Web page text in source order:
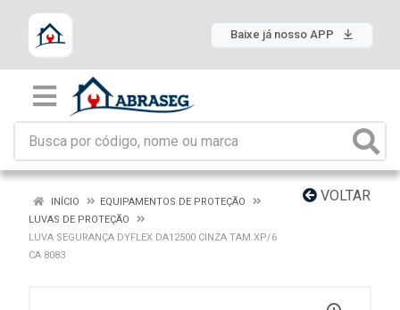
Baixe já nosso APP
VOLTAR
INÍCIO
EQUIPAMENTOS DE PROTEÇÃO
LUVAS DE PROTEÇÃO
LUVA SEGURANÇA DYFLEX DA12500 CINZA TAM.XP/6
CA 8083